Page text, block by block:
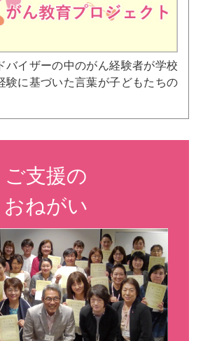
バイザーの中のがん経験者が学校
験に基づいた言葉が子どもたちの
ご支援の
おねがい